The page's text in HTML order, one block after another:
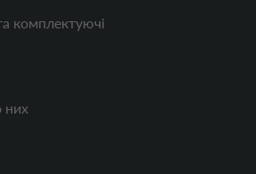
комплектуючі
них